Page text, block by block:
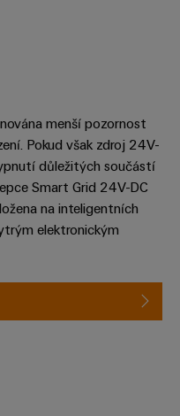
menší pozornost
Pokud však zdroj 24V-
důležitých součástí
Smart Grid 24V-DC
na inteligentních
elektronickým